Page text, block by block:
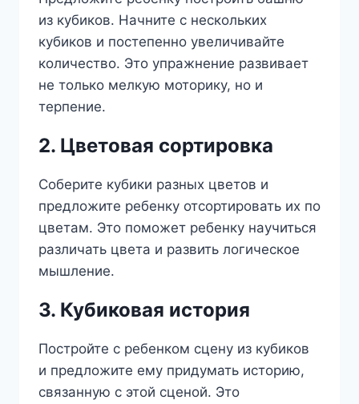
из кубиков. Начните с нескольких
кубиков и постепенно увеличивайте
количество. Это упражнение развивает
не только мелкую моторику, но и
терпение.
2. Цветовая сортировка
Соберите кубики разных цветов и
предложите ребенку отсортировать их по
цветам. Это поможет ребенку научиться
различать цвета и развить логическое
мышление.
3. Кубиковая история
Постройте с ребенком сцену из кубиков
и предложите ему придумать историю,
связанную с этой сценой. Это